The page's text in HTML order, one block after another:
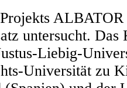
untersucht. Das
Liebig-
Universität zu